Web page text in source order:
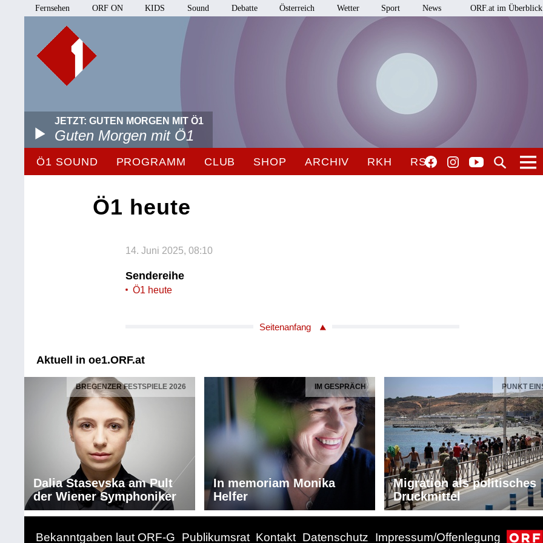
Fernsehen ORF ON KIDS Sound Debatte Österreich Wetter Sport News ORF.at im Überblick
JETZT: GUTEN MORGEN MIT Ö1
Guten Morgen mit Ö1
Ö1 SOUND PROGRAMM CLUB SHOP ARCHIV RKH RSO
Ö1 heute
14. Juni 2025, 08:10
Sendereihe
Ö1 heute
Seitenanfang
Aktuell in oe1.ORF.at
BREGENZER FESTSPIELE 2026
Dalia Stasevska am Pult
der Wiener Symphoniker
IM GESPRÄCH
In memoriam Monika
Helfer
PUNKT
Migration als politisches
Druckmittel
Bekanntgaben laut ORF-G Publikumsrat Kontakt Datenschutz Impressum/Offenlegung